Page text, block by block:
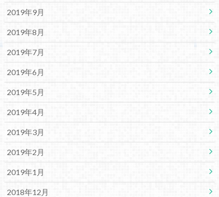
2019年9月
2019年8月
2019年7月
2019年6月
2019年5月
2019年4月
2019年3月
2019年2月
2019年1月
2018年12月